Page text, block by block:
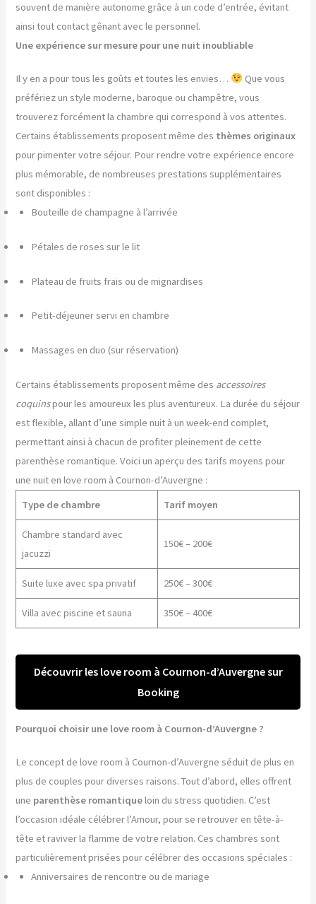
souvent de manière autonome grâce à un code d’entrée, évitant
ainsi tout contact gênant avec le personnel.
Une expérience sur mesure pour une nuit inoubliable
Il y en a pour tous les goûts et toutes les envies…
Que vous
préfériez un style moderne, baroque ou champêtre, vous
trouverez forcément la chambre qui correspond à vos attentes.
Certains établissements proposent même des thèmes originaux
pour pimenter votre séjour. Pour rendre votre expérience encore
plus mémorable, de nombreuses prestations supplémentaires
sont disponibles :
Bouteille de champagne à l’arrivée
Pétales de roses sur le lit
Plateau de fruits frais ou de mignardises
Petit-déjeuner servi en chambre
Massages en duo (sur réservation)
Certains établissements proposent même des accessoires
coquinspour les amoureux les plus aventureux. La durée du séjour
est flexible, allant d’une simple nuit à un week-end complet,
permettant ainsi à chacun de profiter pleinement de cette
parenthèse romantique. Voici un aperçu des tarifs moyens pour
une nuit en love room à Cournon-d’Auvergne :
Type de chambre
Tarif moyen
Chambre standard avec
jacuzzi
150€ – 200€
Suite luxe avec spa privatif 250€ – 300€
Villa avec piscine et sauna 350€ – 400€
Découvrir les love room à Cournon-d’Auvergne sur
Booking
Pourquoi choisir une love room à Cournon-d’Auvergne ?
Le concept de love room à Cournon-d’Auvergne séduit de plus en
plus de couples pour diverses raisons. Tout d’abord, elles offrent
une parenthèse romantiqueloin du stress quotidien. C’est
l’occasion idéale célébrer l’Amour, pour se retrouver en tête-à-
tête et raviver la flamme de votre relation. Ces chambres sont
particulièrement prisées pour célébrer des occasions spéciales :
Anniversaires de rencontre ou de mariage